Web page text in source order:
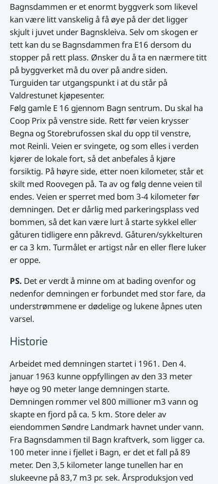
Bagnsdammen er et enormt byggverk som likevel
kan være litt vanskelig å få øye på der det ligger
skjult i juvet under Bagnskleiva. Selv om skogen er
tett kan du se Bagnsdammen fra E16 dersom du
stopper på rett plass. Ønsker du å ta en nærmere titt
på byggverket må du over på andre siden.
Turguiden tar utgangspunkt i at du står på
Valdrestunet kjøpesenter.
Følg gamle E 16 gjennom Bagn sentrum. Du skal ha
Coop Prix på venstre side. Rett før veien krysser
Begna og Storebrufossen skal du opp til venstre,
mot Reinli. Veien er svingete, og som elles i verden
kjører de lokale fort, så det anbefales å kjøre
forsiktig. På høyre side, etter noen kilometer, står et
skilt med Roovegen på. Ta av og følg denne veien til
endes. Veien er sperret med bom 3-4 kilometer før
demningen. Det er dårlig med parkeringsplass ved
bommen, så det kan være lurt å starte sykkel eller
gåturen tidligere enn påkrevd. Gåturen/sykkelturen
er ca 3 km. Turmålet er artigst når en eller flere luker
er oppe.
PS. Det er verdt å minne om at bading ovenfor og
nedenfor demningen er forbundet med stor fare, da
understrømmene er dødelige og lukene åpnes uten
varsel.
Historie
Arbeidet med demningen startet i 1961. Den 4.
januar 1963 kunne oppfyllingen av den 33 meter
høye og 90 meter lange demningen starte.
Demningen rommer vel 800 millioner m3 vann og
skapte en fjord på ca. 5 km. Store deler av
eiendommen Søndre Landmark havnet under vann.
Fra Bagnsdammen til Bagn kraftverk, som ligger ca.
100 meter inne i fjellet i Bagn, er det et fall på 89
meter. Den 3,5 kilometer lange tunellen har en
slukeevne på 83,7 m3 pr. sek. Årsproduksjon ved